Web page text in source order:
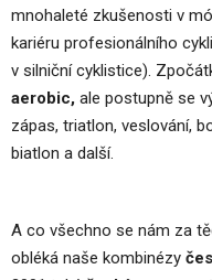
mnohaleté zkušenosti v
kariéru profesionálního
v silniční cyklistice).
aerobic, ale postupně se
zápas, triatlon, veslování,
biatlon a další.
A co všechno se nám za
obléká naše kombinézy